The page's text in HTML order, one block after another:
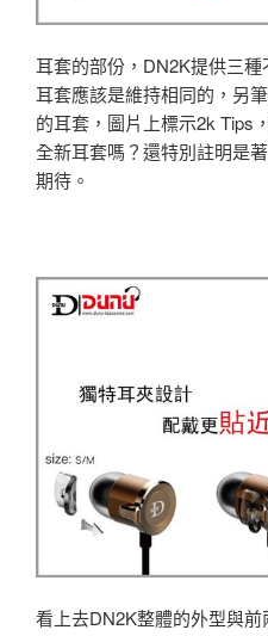
耳套的部份，DN2K提供三
耳套應該是維持相同的，另
的耳套，圖片上標示2k Tips
全新耳套嗎？還特別註明是
期待。
看上去DN2K整體的外型與